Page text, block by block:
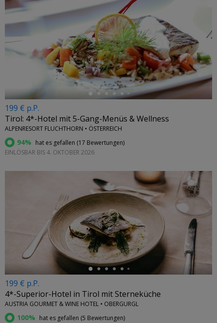
199 € p.P.
Tirol: 4*-Hotel mit 5-Gang-Menüs & Wellness
ALPENRESORT FLUCHTHORN • ÖSTERREICH
94% hat es gefallen (17 Bewertungen)
EINLÖSBAR BIS 4. OKTOBER 2026
199 € p.P.
4*-Superior-Hotel in Tirol mit Sterneküche
AUSTRIA GOURMET & WINE HOTEL • OBERGURGL
100% hat es gefallen (5 Bewertungen)